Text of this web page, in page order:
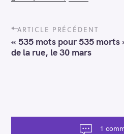
P
s
t
a
ARTICLE PRÉCÉDENT
« 535 mots pour 535 morts
de la rue, le 30 mars
1